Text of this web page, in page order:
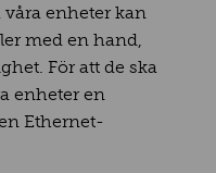
enheter kan
med en hand,
För att de ska
enheter en
Ethernet-